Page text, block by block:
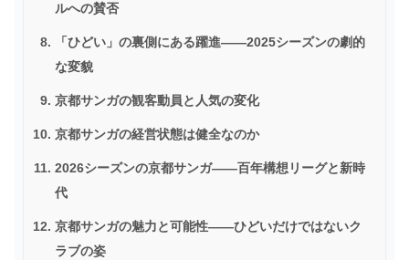
ルへの賛否
「ひどい」の裏側にある躍進――2025シーズンの劇的
な変貌
京都サンガの観客動員と人気の変化
京都サンガの経営状態は健全なのか
2026シーズンの京都サンガ――百年構想リーグと新時
代
京都サンガの魅力と可能性――ひどいだけではないク
ラブの姿